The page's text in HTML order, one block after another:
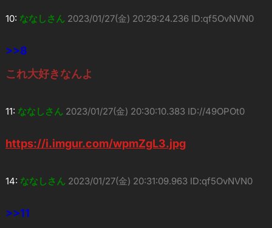
10: ななしさん 2023/01/27(金) 20:29:24.236 ID:qf5OvNVN0
>>8
これ大好きなんよ
11: ななしさん 2023/01/27(金) 20:30:10.383 ID://49OPOt0
https://i.imgur.com/wpmZgL3.jpg
14: ななしさん 2023/01/27(金) 20:31:09.963 ID:qf5OvNVN0
>>11